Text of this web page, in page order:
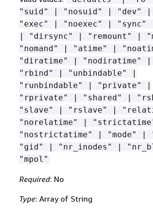
"suid" | "nosuid" | "dev" |
"exec" | "noexec" | "sync"
| "dirsync" | "remount" |
"nomand" | "atime" |
"diratime" | "nodiratime" |
"rbind" | "unbindable" |
"runbindable" | "private" |
"rprivate" | "shared" |
"slave" | "rslave" |
"norelatime" |
"nostrictatime" | "mode" |
"gid" | "nr_inodes" |
"mpol"
Required: No
Type: Array of String